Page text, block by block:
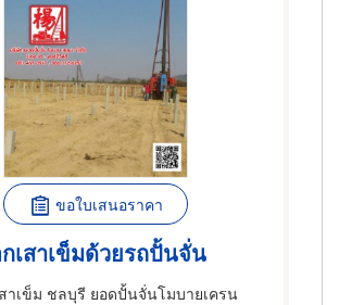
ขอใบเสนอราคา
เสาเข็มด้วยรถปั้นจั่น
าเข็ม ชลบุรี ยอดปั้นจั่นโมบายเครน